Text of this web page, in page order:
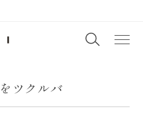
SHIOGORI (Purification by the
ツクルバ